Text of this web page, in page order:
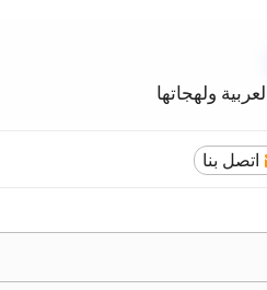
ولهجاتها
اتصل بنا